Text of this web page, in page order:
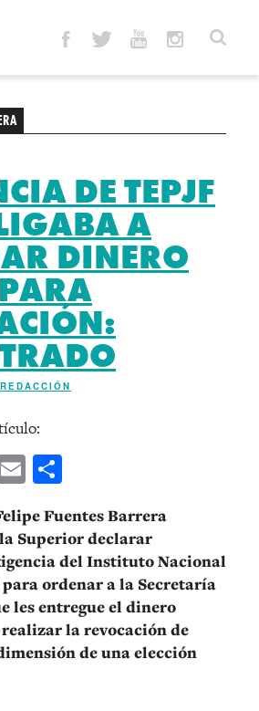
DE TEPJF
A
DINERO
REDACCIÓN
Email
Fuentes Barrera
Superior declarar
del Instituto Nacional
ordenar a la Secretaría
les entregue el dinero
la revocación de
de una elección